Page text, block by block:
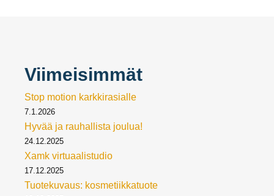
Viimeisimmät
Stop motion karkkirasialle
7.1.2026
Hyvää ja rauhallista joulua!
24.12.2025
Xamk virtuaalistudio
17.12.2025
Tuotekuvaus: kosmetiikkatuote